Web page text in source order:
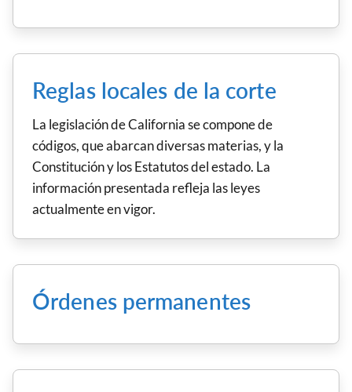
Reglas locales de la corte
La legislación de California se compone de
códigos, que abarcan diversas materias, y la
Constitución y los Estatutos del estado. La
información presentada refleja las leyes
actualmente en vigor.
Órdenes permanentes